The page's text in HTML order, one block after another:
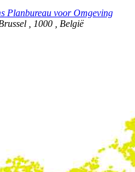
Planbureau voor Omgeving
1000
België